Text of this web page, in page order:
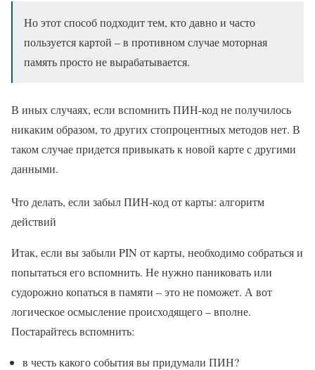
Но этот способ подходит тем, кто давно и часто
пользуется картой – в противном случае моторная
память просто не вырабатывается.
В иных случаях, если вспомнить ПИН-код не получилось
никаким образом, то других стопроцентных методов нет. В
таком случае придется привыкать к новой карте с другими
данными.
Что делать, если забыл ПИН-код от карты: алгоритм
действий
Итак, если вы забыли PIN от карты, необходимо собраться и
попытаться его вспомнить. Не нужно паниковать или
судорожно копаться в памяти – это не поможет. А вот
логическое осмысление происходящего – вполне.
Постарайтесь вспомнить:
в честь какого события вы придумали ПИН?